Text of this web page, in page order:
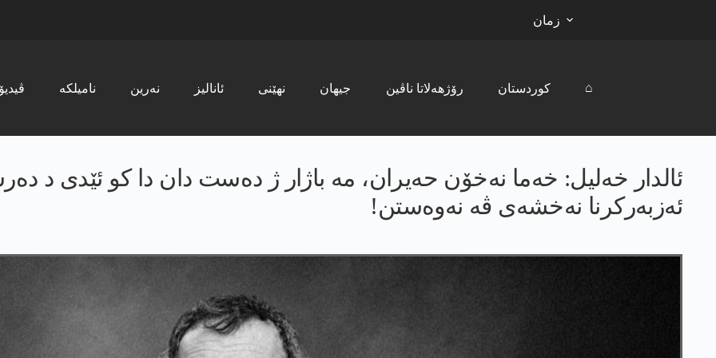
زمان
ڤیدیۆ نامیلکە نەرین ئانالیز نھێنی جیھان رۆژھەلاتا ناڤین کوردستان ⌂
ئالدار خەلیل: خەما نەخۆن حەیران، مە باژار ژ دەست دان دا کو ئێدی د
ئەزبەرکرنا نەخشەی ڤە نەوەستن!